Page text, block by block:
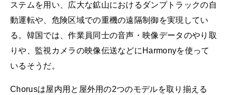
ステムを用い、広大な鉱山におけるダンプトラックの自
動運転や、危険区域での重機の遠隔制御を実現してい
る。韓国では、作業員同士の音声・映像データのやり取
りや、監視カメラの映像伝送などにHarmonyを使って
いるそうだ。
Chorusは屋内用と屋外用の2つのモデルを取り揃える